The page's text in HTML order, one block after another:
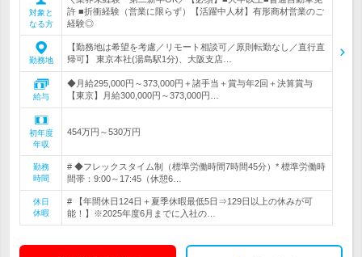
対象と
なる方
許 ■折衝経験（営業に限らず）【活躍中人材】有形商材営業のご
経験◎
勤務地
【勤務地は希望を考慮／リモート相談可／原則転勤なし／直行直
帰可】 東京本社(湯島駅1分)、大阪支店…
給与
◆月給295,000円～373,000円＋諸手当＋賞与年2回＋決算賞与
【東京】月給300,000円～373,000円…
初年度
年収
454万円～530万円
勤務
時間
# ◆フレックスタイム制（標準労働時間7時間45分）* 標準労働時
間帯：9:00～17:45（休憩6…
休日
休暇
# 【年間休日124日＋夏季休暇最低5日⇒129日以上の休みが可
能！】※2025年度6月までに入社の…